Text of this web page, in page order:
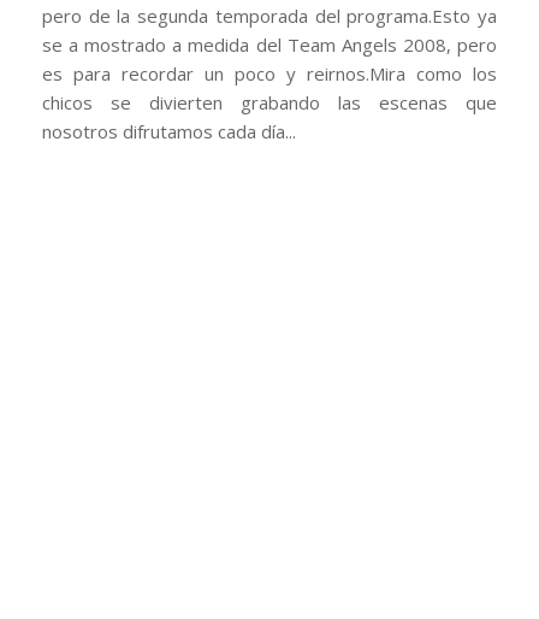
pero de la segunda temporada del programa.Esto ya
se a mostrado a medida del Team Angels 2008, pero
es para recordar un poco y reirnos.Mira como los
chicos se divierten grabando las escenas que
nosotros difrutamos cada día...